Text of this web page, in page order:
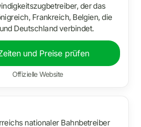
der das
Frankreich, Belgien, die
Deutschland verbindet.
und Preise prüfen
Offizielle Website
nationaler Bahnbetreiber